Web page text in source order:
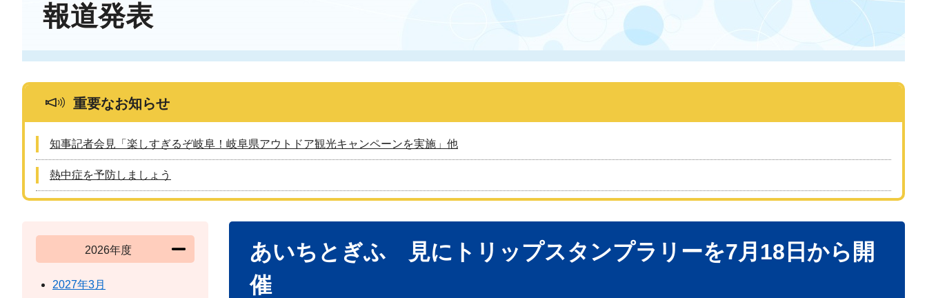
報道発表
重要なお知らせ
知事記者会見「楽しすぎるぞ岐阜！岐阜県アウトドア観光キャンペーンを実施」他
熱中症を予防しましょう
あいちとぎふ 見にトリップスタンプラリーを7月18日から開
催
2026年度
2027年3月